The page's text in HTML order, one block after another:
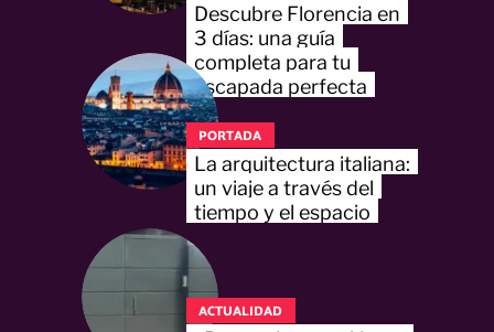
Descubre Florencia en
3 días: una guía
completa para tu
escapada perfecta
PORTADA
La arquitectura italiana:
un viaje a través del
tiempo y el espacio
ACTUALIDAD